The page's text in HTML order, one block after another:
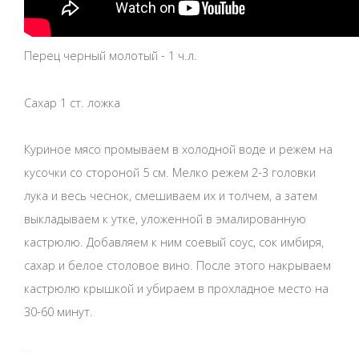
Перец черный молотый - 1 ч.л.
Сахар 1 ст. ложка
Куриное мясо промываем в холодной воде и режем на
кусочки со стороной 5 см. Мелко режем 2-3 головки
лука и весь чеснок, смешиваем их и толчем, а затем
выкладываем к утке, уложенной в эмалированную
кастрюлю. Добавляем к ним соевый соус, сок имбиря,
сахар и белое столовое вино. После этого накрываем
кастрюлю крышкой и убираем в прохладное место на
30-60 минут.